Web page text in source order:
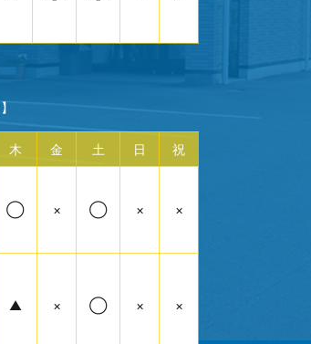
木 金 土 日 祝
◯ × ◯ × ×
▲ × ◯ × ×